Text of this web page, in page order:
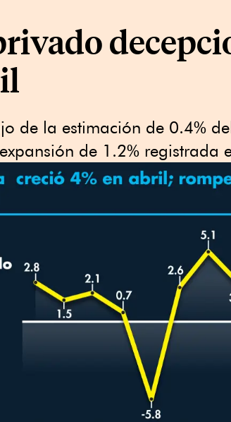
de la estimación de 0.4%
de 1.2% registrada